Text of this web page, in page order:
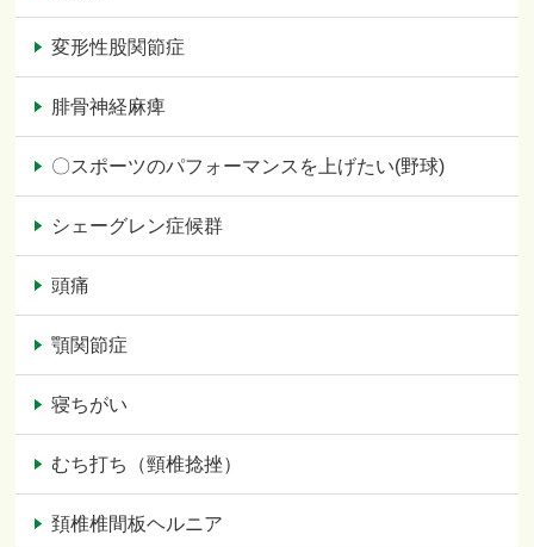
変形性股関節症
腓骨神経麻痺
〇スポーツのパフォーマンスを上げたい(野球)
シェーグレン症候群
頭痛
顎関節症
寝ちがい
むち打ち（頸椎捻挫）
頚椎椎間板ヘルニア